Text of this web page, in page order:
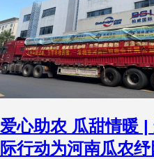
爱心助农 瓜甜情暖 |
际行动为河南瓜农